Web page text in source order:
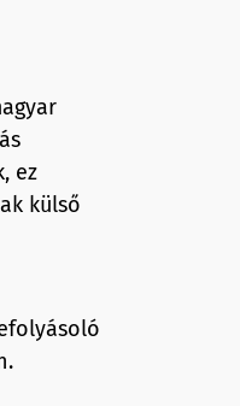
ez
külső